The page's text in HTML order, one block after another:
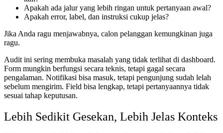
Apakah ada jalur yang lebih ringan untuk pertanyaan awal?
Apakah error, label, dan instruksi cukup jelas?
Jika Anda ragu menjawabnya, calon pelanggan kemungkinan juga
ragu.
Audit ini sering membuka masalah yang tidak terlihat di dashboard.
Form mungkin berfungsi secara teknis, tetapi gagal secara
pengalaman. Notifikasi bisa masuk, tetapi pengunjung sudah lelah
sebelum mengirim. Field bisa lengkap, tetapi pertanyaannya tidak
sesuai tahap keputusan.
Lebih Sedikit Gesekan, Lebih Jelas Konteks